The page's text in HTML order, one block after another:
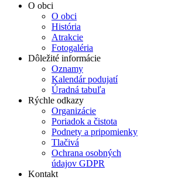
O obci
O obci
História
Atrakcie
Fotogaléria
Dôležité informácie
Oznamy
Kalendár podujatí
Úradná tabuľa
Rýchle odkazy
Organizácie
Poriadok a čistota
Podnety a pripomienky
Tlačivá
Ochrana osobných
údajov GDPR
Kontakt